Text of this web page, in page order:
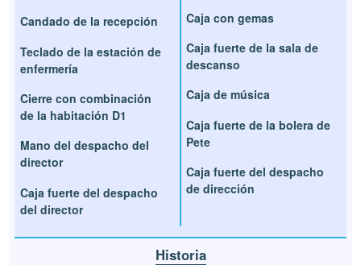
Candado de la recepción
Teclado de la estación de
enfermería
Cierre con combinación
de la habitación D1
Mano del despacho del
director
Caja fuerte del despacho
del director
Caja con gemas
Caja fuerte de la sala de
descanso
Caja de música
Caja fuerte de la bolera de
Pete
Caja fuerte del despacho
de dirección
Historia